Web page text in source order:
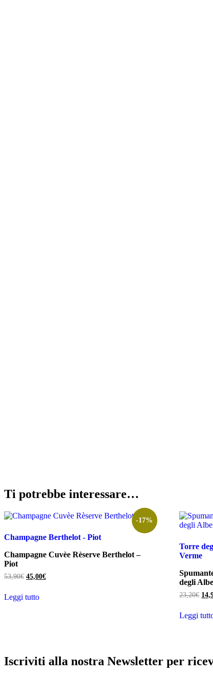
Ti potrebbe interessare…
-17%
Champagne Berthelot - Piot
Champagne Cuvèe Rèserve Berthelot –
Piot
53,90€ Il
era:
45,00€Il
Leggi tutto
Torre
Verme
degli
23,20€ Il
era:
Leggi
Iscriviti alla nostra Newsletter per